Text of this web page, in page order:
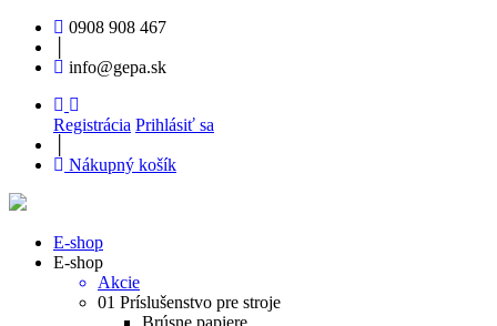
0908 908 467
info@gepa.sk
Registrácia Prihlásiť sa
Nákupný košík
E-shop
E-shop
Akcie
01 Príslušenstvo pre stroje
Brúsne papiere